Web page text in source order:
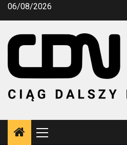
Przejdź
06/08/2026
Menu